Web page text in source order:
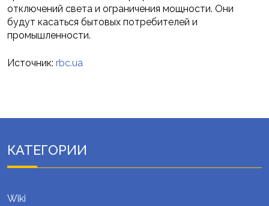
отключений света и ограничения мощности. Они
будут касаться бытовых потребителей и
промышленности.
Источник: rbc.ua
КАТЕГОРИИ
Wiki